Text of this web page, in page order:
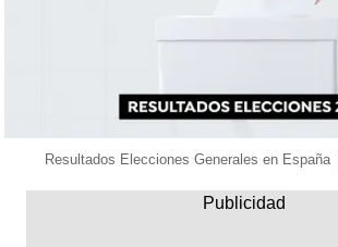
Resultados Elecciones Generales en España